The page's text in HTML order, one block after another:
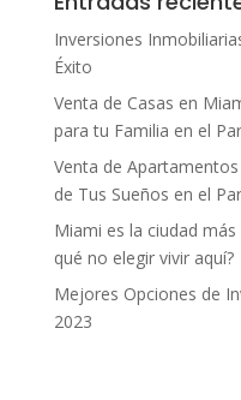
Inversiones
Éxito
Venta de Casas en
para tu Familia en el
Venta de
de Tus Sueños en el
Miami es la ciudad
qué no elegir vivir aquí?
Mejores Opciones de
2023